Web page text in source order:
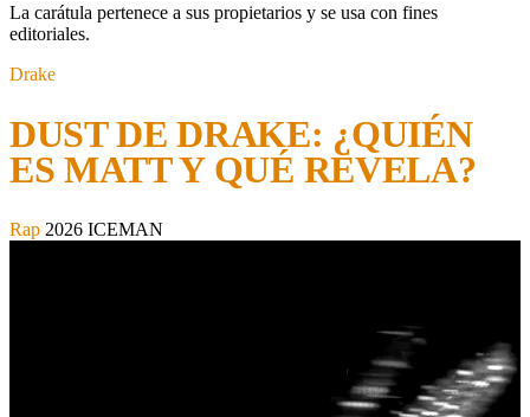
La carátula pertenece a sus propietarios y se usa con fines
editoriales.
Drake
DUST DE DRAKE: ¿QUIÉN
ES MATT Y QUÉ REVELA?
Rap 2026 ICEMAN